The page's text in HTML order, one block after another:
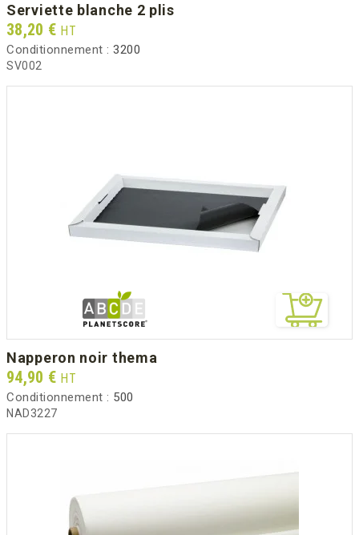
serviette blanche 2 plis
Prix
38,20 € HT
Conditionnement : 3200
SV002
napperon noir thema
Prix
94,90 € HT
Conditionnement : 500
NAD3227